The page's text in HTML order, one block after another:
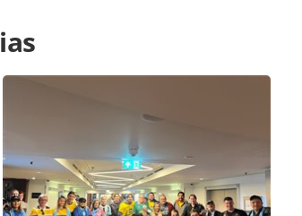
noticia-turismo/cruzeiros/2016/06/
navio_126788.html ou as ferramentas
PANROTAS Editora é protegido pela